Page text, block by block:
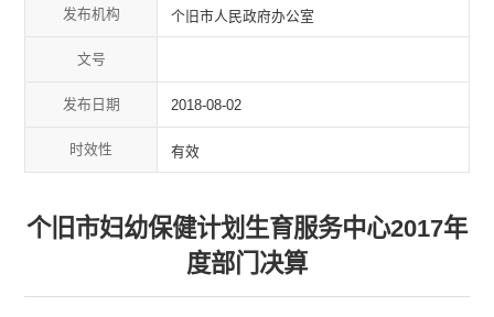
发布机构 个旧市人民政府办公室
文号
发布日期 2018-08-02
时效性 有效
个旧市妇幼保健计划生育服务中心2017年
度部门决算